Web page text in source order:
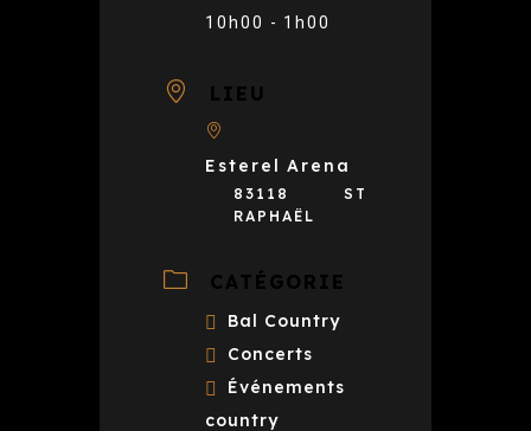
10h00 - 1h00
LIEU
Esterel Arena
83118 ST
RAPHAËL
CATÉGORIE
Bal Country
Concerts
Événements
country